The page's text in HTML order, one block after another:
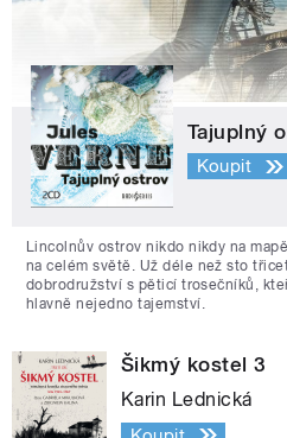
Tajuplný
Koupit
Lincolnův ostrov nikdo nikdy na
na celém světě. Už déle než sto
dobrodružství s pěticí trosečníků,
hlavně nejedno tajemství.
Šikmý kostel 3
Karin Lednická